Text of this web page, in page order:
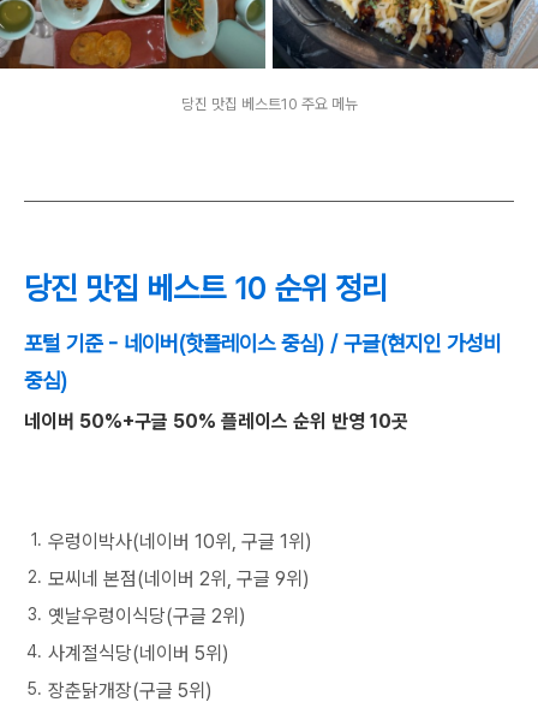
당진 맛집 베스트10 주요 메뉴
당진 맛집 베스트 10 순위 정리
포털 기준 - 네이버(핫플레이스 중심) / 구글(현지인 가성비
중심)
네이버 50%+구글 50% 플레이스 순위 반영 10곳
우렁이박사(네이버 10위, 구글 1위)
모씨네 본점(네이버 2위, 구글 9위)
옛날우렁이식당(구글 2위)
사계절식당(네이버 5위)
장춘닭개장(구글 5위)